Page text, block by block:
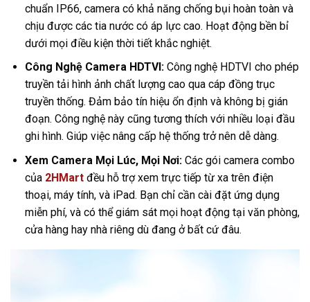
chuẩn IP66, camera có khả năng chống bụi hoàn toàn và
chịu được các tia nước có áp lực cao. Hoạt động bền bỉ
dưới mọi điều kiện thời tiết khắc nghiệt.
Công Nghệ Camera HDTVI:Công nghệ HDTVI cho phép
truyền tải hình ảnh chất lượng cao qua cáp đồng trục
truyền thống. Đảm bảo tín hiệu ổn định và không bị gián
đoạn. Công nghệ này cũng tương thích với nhiều loại đầu
ghi hình. Giúp việc nâng cấp hệ thống trở nên dễ dàng.
Xem Camera Mọi Lúc, Mọi Nơi:Các gói camera combo
của 2HMartđều hỗ trợ xem trực tiếp từ xa trên điện
thoại, máy tính, và iPad. Bạn chỉ cần cài đặt ứng dụng
miễn phí, và có thể giám sát mọi hoạt động tại văn phòng,
cửa hàng hay nhà riêng dù đang ở bất cứ đâu.